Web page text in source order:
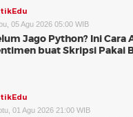
05 Agu 2026 05:00 WIB
Jago Python? Ini Cara
buat Skripsi Pakai
01 Agu 2026 21:00 WIB